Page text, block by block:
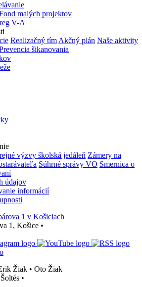
malých projektov
V-A
Realizačný tím Akčný plán Naše aktivity
šikanovania
výzvy školská jedáleň Zámery na
Súhrné správy VO Smernica o
údajov
informácií
1, Košice •
Žiak • Oto Žiak
•